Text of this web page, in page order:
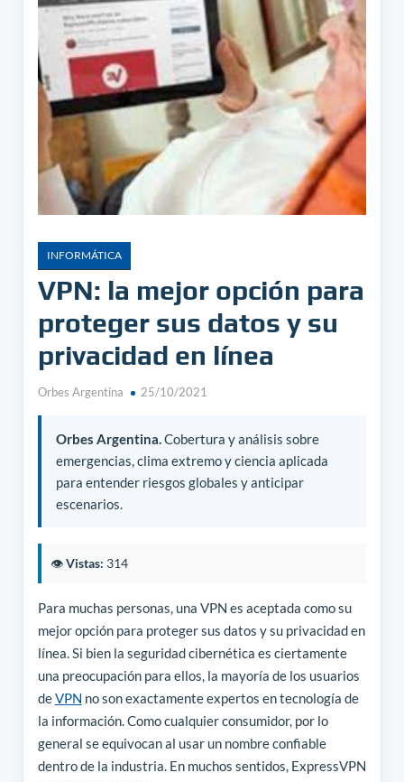
INFORMÁTICA
VPN: la mejor opción para
proteger sus datos y su
privacidad en línea
Orbes Argentina 25/10/2021
Orbes Argentina.Cobertura y análisis sobre
emergencias, clima extremo y ciencia aplicada
para entender riesgos globales y anticipar
escenarios.
👁️Vistas: 314
Para muchas personas, una VPN es aceptada como su
mejor opción para proteger sus datos y su privacidad en
línea. Si bien la seguridad cibernética es ciertamente
una preocupación para ellos, la mayoría de los usuarios
deVPN no son exactamente expertos en tecnología de
la información. Como cualquier consumidor, por lo
general se equivocan al usar un nombre confiable
dentro de la industria. En muchos sentidos, ExpressVPN